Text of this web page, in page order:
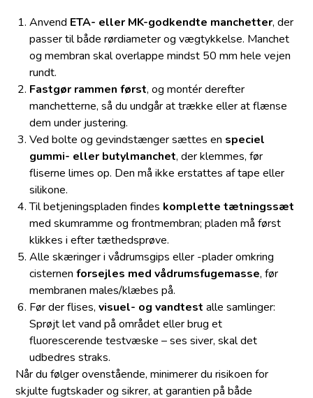
Anvend ETA- eller MK-godkendte manchetter, der
passer til både rørdiameter og vægtykkelse. Manchet
og membran skal overlappe mindst 50 mm hele vejen
rundt.
Fastgør rammen først, og montér derefter
manchetterne, så du undgår at trække eller at flænse
dem under justering.
Ved bolte og gevindstænger sættes en speciel
gummi- eller butylmanchet, der klemmes, før
fliserne limes op. Den må ikke erstattes af tape eller
silikone.
Til betjeningspladen findes komplette tætningssæt
med skumramme og frontmembran; pladen må først
klikkes i efter tæthedsprøve.
Alle skæringer i vådrumsgips eller -plader omkring
cisternenforsejles med vådrumsfugemasse, før
membranen males/klæbes på.
Før der flises,visuel- og vandtest alle samlinger:
Sprøjt let vand på området eller brug et
fluorescerende testvæske – ses siver, skal det
udbedres straks.
Når du følger ovenstående, minimerer du risikoen for
skjulte fugtskader og sikrer, at garantien på både